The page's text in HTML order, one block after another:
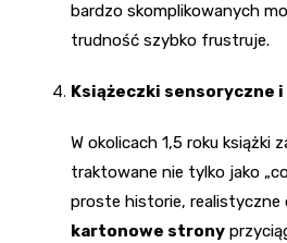
bardzo skomplikowanych
trudność szybko frustruje.
Książeczki sensoryczne
W okolicach 1,5 roku książki
traktowane nie tylko jako
proste historie, realistyczne
kartonowe strony